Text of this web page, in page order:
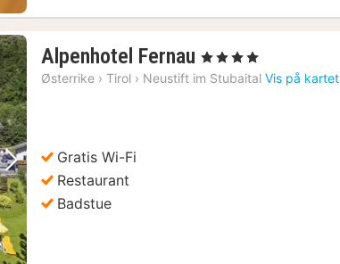
Neste bilde
Alpenhotel Fernau 1
natt
, 4 Stjerner
Østerrike › Tirol › Neustift im Stubaital Vis på kartet
Gratis Wi-Fi
Restaurant
Badstue